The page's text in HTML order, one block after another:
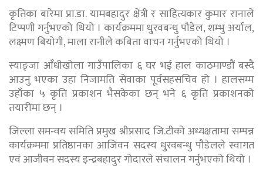
कृतिका बारेमा प्रा.डा. यामबहादुर क्षेत्री र साहित्यकार कुमार रानाले
टिप्पणी गर्नुभएको थियो । कार्यक्रममा धु्रवबन्धु पौडेल, शम्भु अर्याल,
लक्ष्मण बियोगी, माला रानीले कबिता वाचन गर्नुभएको थियो ।
स्याङ्जा आँधीखोला गाउँपालिका ६ घर भई हाल काठमाण्डौं बस्दै
आउनु भएका उहा निजामति सेवाका पूर्वसहसचिव हो । हालसम्म
उहाँका ५ कृति प्रकाशन भैसकेका छन् भने ६ कृति प्रकाशनको
तयारीमा छन् ।
जिल्ला समन्वय समिति प्रमुख श्रीप्रसाद जि.टीको अध्यक्षतामा सम्पन्न
कार्यक्रममा प्रतिष्ठानका आजिवन सदस्य धु्रवबन्धु पौडेलले स्वागत
एवं आजीवन सदस्य इन्द्रबहादुर गोदारले संचालन गर्नुभएको थियो ।